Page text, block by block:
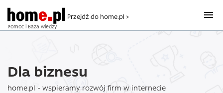
Pomoc i Baza wiedzy
Przejdź do home.pl >
Dla biznesu
home.pl - wspieramy rozwój firm w internecie